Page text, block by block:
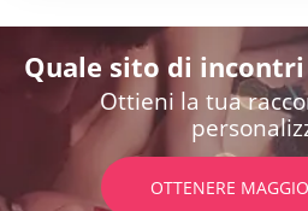
Quale sito di
Ottieni la tua